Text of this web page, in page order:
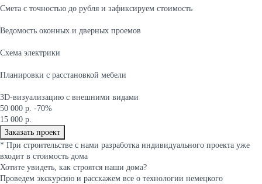
Cмета с точностью до рубля и зафиксируем стоимость
Ведомость оконных и дверных проемов
Cхема электрики
Планировки с расстановкой мебели
3D-визуализацию с внешними видами
50 000 р. -70%
15 000 р.
Заказать проект
* При строительстве с нами разработка индивидуального проекта уже
входит в стоимость дома
Хотите увидеть, как строятся наши дома?
Проведем экскурсию и расскажем все о технологии немецкого